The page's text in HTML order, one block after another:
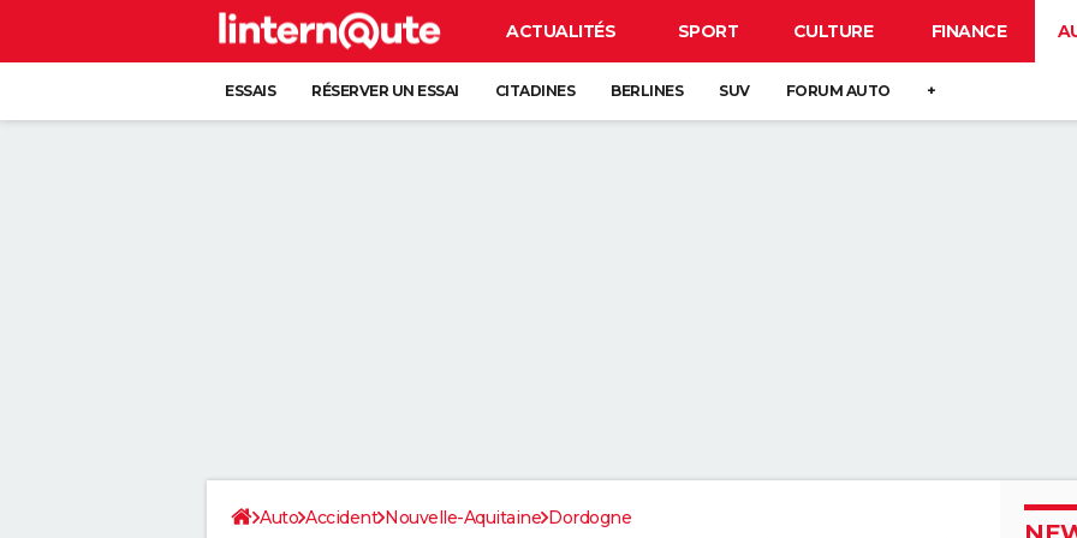
ACTUALITÉS SPORT CULTURE FINANCE
ESSAIS RÉSERVER UN ESSAI CITADINES BERLINES SUV FORUM AUTO +
Auto Accident Nouvelle-Aquitaine Dordogne